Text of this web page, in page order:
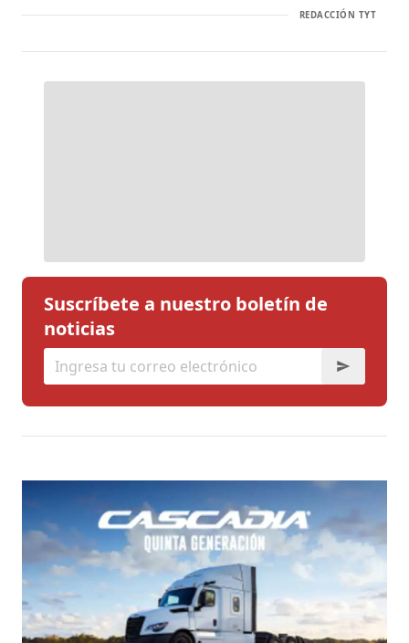
REDACCIÓN TYT
Suscríbete a nuestro boletín de
noticias